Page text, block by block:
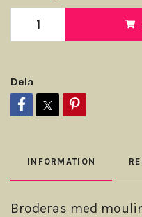
Dela
INFORMATION
Broderas med